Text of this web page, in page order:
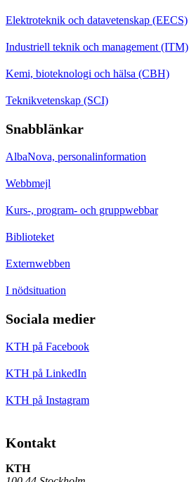
Elektroteknik och datavetenskap (EECS)
Industriell teknik och management (ITM)
Kemi, bioteknologi och hälsa (CBH)
Teknikvetenskap (SCI)
Snabblänkar
AlbaNova, personalinformation
Webbmejl
Kurs-, program- och gruppwebbar
Biblioteket
Externwebben
I nödsituation
Sociala medier
KTH på Facebook
KTH på LinkedIn
KTH på Instagram
Kontakt
KTH